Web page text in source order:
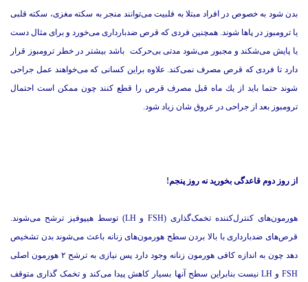
بدن شود به خصوص در افراد مبتلا به فلبیت می‌توانند منجر به سکته مغزی، سکته قلبی
یا ترومبوز در پاها شوند. همچنین فردی که قرص ضدبارداری می‌خورد و برای مثال دست
یا پایش می‌شکند و مجبور می‌شود مدتی بی‌حرکت باشد بیشتر در خطر ترومبوز قرار
دارد تا فردی که قرص مصرف نمی‌کند. علاوه براین کسانی که می‌خواهند عمل جراحی
شوند حتما باید از يك ماه قبل مصرف قرص را قطع کنند چون ممکن است احتمال
ترومبوز بعد از جراحی در عروق شان زیاد شود.
از روز دوم قاعدگی بخورید نه روز پنجم!
هورمون‌های کنترل‌کننده تخمک‌گذاری (FSH و LH) توسط هیپوفیز ترشح می‌شوند.
قرص‌های ضدبارداری با بالا بردن سطح هورمون‌های زنانه باعث می‌شوند بدن تشخیص
دهد چون به اندازه کافی هورمون زنانه وجود دارد پس نیازی به ترشح ۲ هورمون اصلی
FSH و LH نیست بنابراین سطح آنها بسیار کاهش پیدا می‌کند و تخمک گذاری متوقف